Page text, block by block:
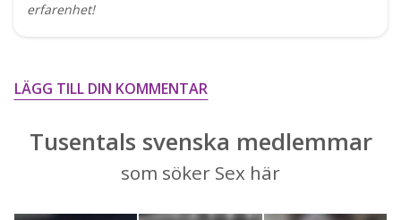
erfarenhet!
LÄGG TILL DIN KOMMENTAR
Tusentals svenska medlemmar
som söker Sex här